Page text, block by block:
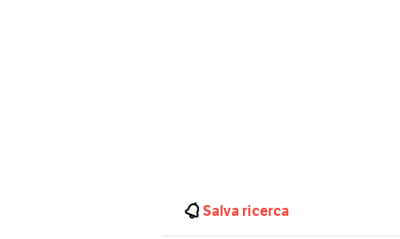
Salva ricerca